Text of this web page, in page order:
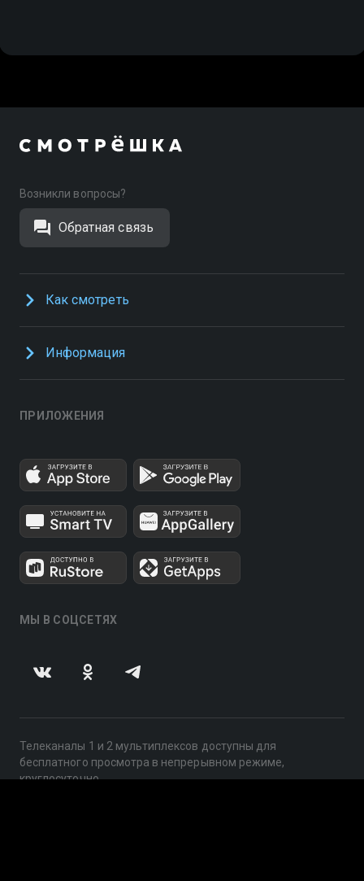
Возникли вопросы?
Обратная связь
Как смотреть
Информация
ПРИЛОЖЕНИЯ
МЫ В СОЦСЕТЯХ
Телеканалы 1 и 2 мультиплексов доступны для
бесплатного просмотра в непрерывном режиме,
круглосуточно.